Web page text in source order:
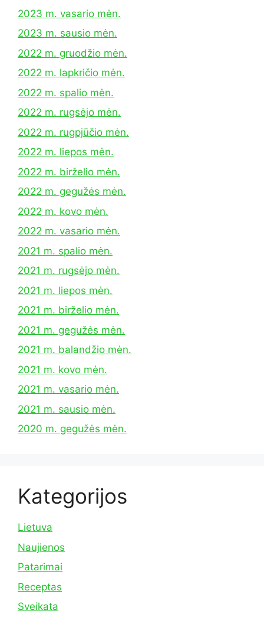
2023 m. vasario mėn.
2023 m. sausio mėn.
2022 m. gruodžio mėn.
2022 m. lapkričio mėn.
2022 m. spalio mėn.
2022 m. rugsėjo mėn.
2022 m. rugpjūčio mėn.
2022 m. liepos mėn.
2022 m. birželio mėn.
2022 m. gegužės mėn.
2022 m. kovo mėn.
2022 m. vasario mėn.
2021 m. spalio mėn.
2021 m. rugsėjo mėn.
2021 m. liepos mėn.
2021 m. birželio mėn.
2021 m. gegužės mėn.
2021 m. balandžio mėn.
2021 m. kovo mėn.
2021 m. vasario mėn.
2021 m. sausio mėn.
2020 m. gegužės mėn.
Kategorijos
Lietuva
Naujienos
Patarimai
Receptas
Sveikata